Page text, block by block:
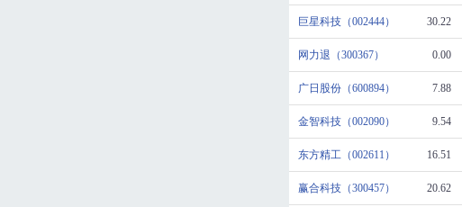
巨星科技（002444） 30.22
网力退（300367） 0.00
广日股份（600894） 7.88
金智科技（002090） 9.54
东方精工（002611） 16.51
赢合科技（300457） 20.62